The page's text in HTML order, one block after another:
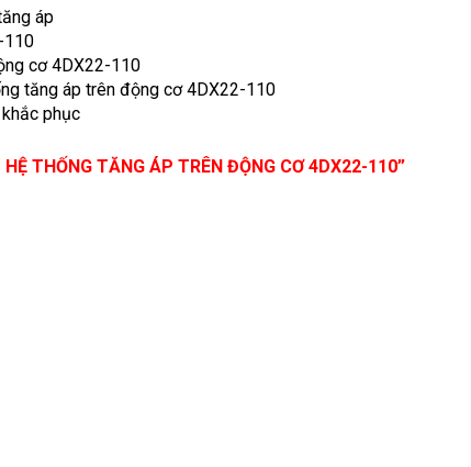
áp
110
cơ 4DX22-110
tăng áp trên động cơ 4DX22-110
phục
THỐNG TĂNG ÁP TRÊN ĐỘNG CƠ 4DX22-110”